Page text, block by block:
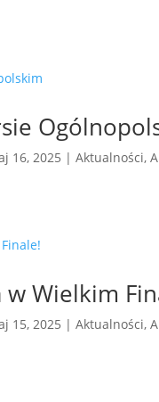
16, 2025 |Aktualności,
Wielkim
15, 2025 |Aktualności,